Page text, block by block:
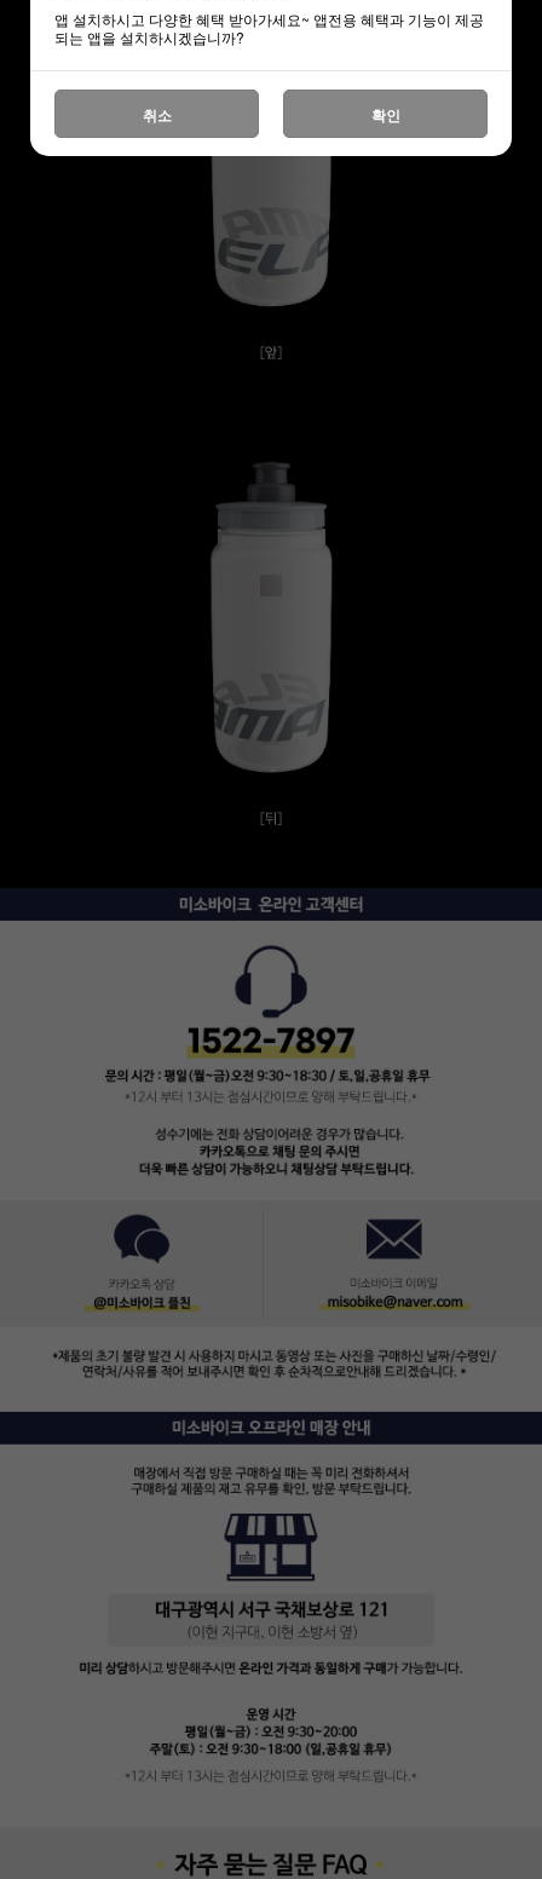
앱 설치하시고 다양한 혜택 받아가세요~ 앱전용 혜택과 기능이 제공
되는 앱을 설치하시겠습니까?
취소 확인